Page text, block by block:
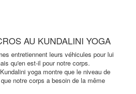
AU KUNDALINI YOGA
entretiennent leurs véhicules pour lui
qu'en est-il pour notre corps.
yoga montre que le niveau de
notre corps a besoin de la même